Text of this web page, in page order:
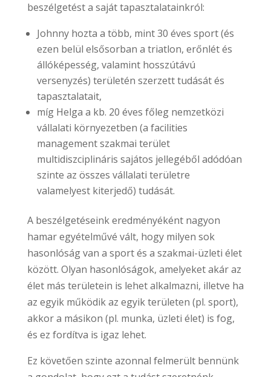
beszélgetést a saját tapasztalatainkról:
Johnny hozta a több, mint 30 éves sport (és
ezen belül elsősorban a triatlon, erőnlét és
állóképesség, valamint hosszútávú
versenyzés) területén szerzett tudását és
tapasztalatait,
míg Helga a kb. 20 éves főleg nemzetközi
vállalati környezetben (a facilities
management szakmai terület
multidiszciplináris sajátos jellegéből adódóan
szinte az összes vállalati területre
valamelyest kiterjedő) tudását.
A beszélgetéseink eredményéként nagyon
hamar egyételművé vált, hogy milyen sok
hasonlóság van a sport és a szakmai-üzleti élet
között. Olyan hasonlóságok, amelyeket akár az
élet más területein is lehet alkalmazni, illetve ha
az egyik működik az egyik területen (pl. sport),
akkor a másikon (pl. munka, üzleti élet) is fog,
és ez fordítva is igaz lehet.
Ez követően szinte azonnal felmerült bennünk